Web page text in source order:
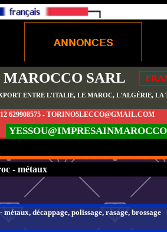
SARL
ENTRE L'ITALIE, LE MAROC, L'ALGÉRIE, LA
629908575 - TORINO5LECCO@GMAIL.COM
- métaux
décappage, polissage, rasage, brossage